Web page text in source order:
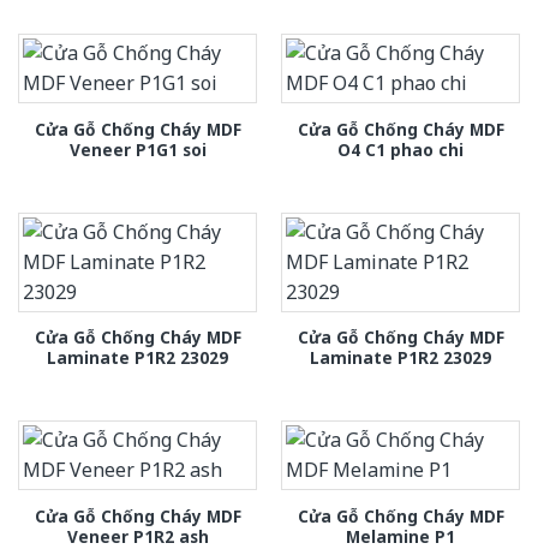
Cửa Gỗ Chống Cháy MDF
Veneer P1G1 soi
Cửa Gỗ Chống Cháy MDF
O4 C1 phao chi
Cửa Gỗ Chống Cháy MDF
Laminate P1R2 23029
Cửa Gỗ Chống Cháy MDF
Laminate P1R2 23029
Cửa Gỗ Chống Cháy MDF
Veneer P1R2 ash
Cửa Gỗ Chống Cháy MDF
Melamine P1